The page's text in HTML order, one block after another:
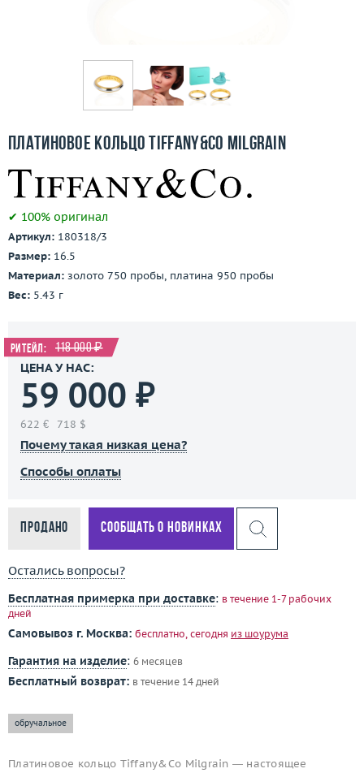
3D-тур по шоуруму
Платиновое кольцо Tiffany&Co Milgrain
✔ 100% оригинал
Артикул: 180318/3
Размер: 16.5
Материал: золото 750 пробы, платина 950 пробы
Вес: 5.43 г
Ритейл: 118 000 ₽
ЦЕНА У НАС:
59 000 ₽
622 € 718 $
Почему такая низкая цена?
Способы оплаты
Продано Сообщать о новинках
Остались вопросы?
Бесплатная примерка при доставке: в течение 1-7 рабочих
дней
Самовывоз г. Москва: бесплатно, сегодня из шоурума
Гарантия на изделие: 6 месяцев
Бесплатный возврат: в течение 14 дней
обручальное
Платиновое кольцо Tiffany&Co Milgrain — настоящее